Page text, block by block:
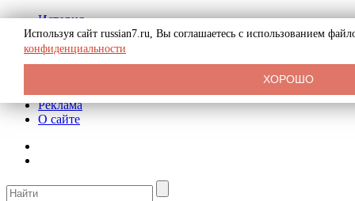
История
Биография
Криминал
СССР
Реклама
О сайте
Используя сайт russian7.ru, Вы соглашаетесь с использованием
конфиденциальности
ХОРОШО